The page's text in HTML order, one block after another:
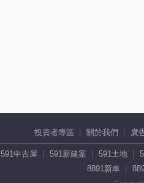
投資者專區 關於我們 廣
591中古屋 591新建案 591土地
8891新車